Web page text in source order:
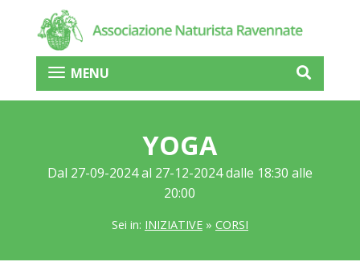
MENU
YOGA
Dal 27-09-2024 al 27-12-2024 dalle 18:30 alle
20:00
Sei in: INIZIATIVE» CORSI